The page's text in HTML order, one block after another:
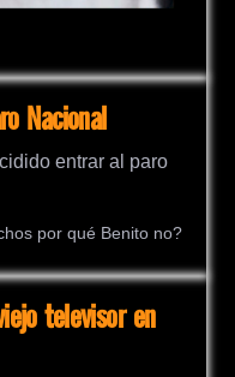
Nacional
por qué Benito no?
televisor en